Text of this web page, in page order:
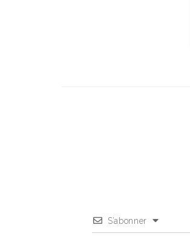
S’abonner